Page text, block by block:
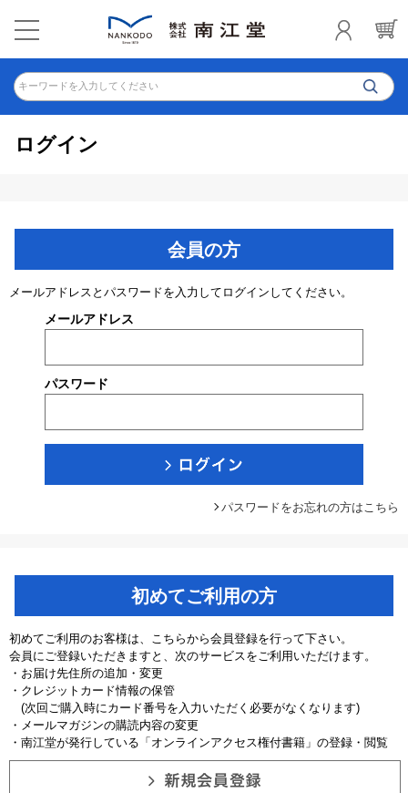
キーワードを入力してください
ログイン
会員の方
メールアドレスとパスワードを入力してログインしてください。
メールアドレス
パスワード
パスワードをお忘れの方はこちら
初めてご利用の方
初めてご利用のお客様は、こちらから会員登録を行って下さい。
会員にご登録いただきますと、次のサービスをご利用いただけます。
・お届け先住所の追加・変更
・クレジットカード情報の保管
(次回ご購入時にカード番号を入力いただく必要がなくなります)
・メールマガジンの購読内容の変更
・南江堂が発行している「オンラインアクセス権付書籍」の登録・閲覧